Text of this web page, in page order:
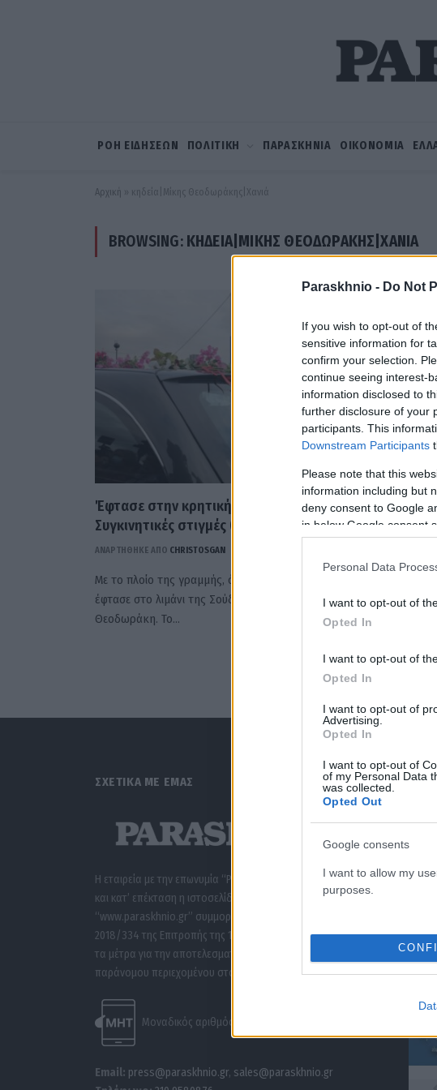
Paraskhnio - Do Not
If you wish to opt-out of
sensitive information for
confirm your selection.
continue seeing interest-
information disclosed to
further disclosure of your
participants. This
Downstream Participants
Please note that this
information including but
deny consent to Google
in below Google consent
Personal Data
I want to opt-out of
Opted In
I want to opt-out of
Opted In
I want to opt-out of
Advertising.
Opted In
I want to opt-out of
of my Personal Data
was collected.
Opted Out
Google consents
I want to allow my
purposes.
ΡΟΗ ΕΙΔΗΣΕΩΝ ΠΟΛΙΤΙΚΗ ΠΑΡΑΣΚΗΝΙΑ ΟΙΚΟΝΟΜΙΑ
Αρχική » κηδεία|Μίκης Θεοδωράκης|Χανιά
BROWSING: ΚΗΔΕΊΑ|ΜΊΚΗΣ ΘΕΟΔΩΡΆΚΗΣ|ΧΑΝΙΆ
Έφτασε στην κρητική γη ο Μίκης!
Συγκινητικές στιγμές (ΒΙΝΤΕΟ)
ΑΝΑΡΤΗΘΗΚΕ ΑΠΟ CHRISTOSGAN
Με το πλοίο της γραμμής, όπως ο ίδιος επιθυμούσε,
έφτασε στο λιμάνι της Σούδας η σορός του Μίκη
Θεοδωράκη. Το…
ΣΧΕΤΙΚΑ ΜΕ ΕΜΑΣ
Η εταιρεία με την επωνυμία “POLITICAL MEDIA GROUP A.E.”
και κατ’ επέκταση η ιστοσελίδα που κατέχει αυτή
“www.paraskhnio.gr” συμμορφώνονται με τη Σύσταση (ΕΕ)
2018/334 της Επιτροπής της 1ης Μαρτίου 2018 σχετικά με
τα μέτρα για την αποτελεσματική αντιμετώπιση του
παράνομου περιεχομένου στο διαδίκτυο (L 63).
Μοναδικός αριθμός Μ.Η.Τ. 262047
Email: press@paraskhnio.gr, sales@paraskhnio.gr
ΤΑ